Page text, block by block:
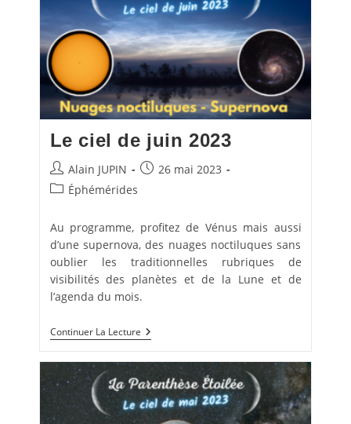
Le ciel de juin 2023
Auteur/autrice
de
Alain JUPIN
Publication
26 mai 2023
PostÉphémérides
Au programme, profitez de Vénus mais aussi
d’une supernova, des nuages noctiluques sans
oublier les traditionnelles rubriques de
visibilités des planètes et de la Lune et de
l’agenda du mois.
Continuer La LectureLe
Ciel
Juin
2023